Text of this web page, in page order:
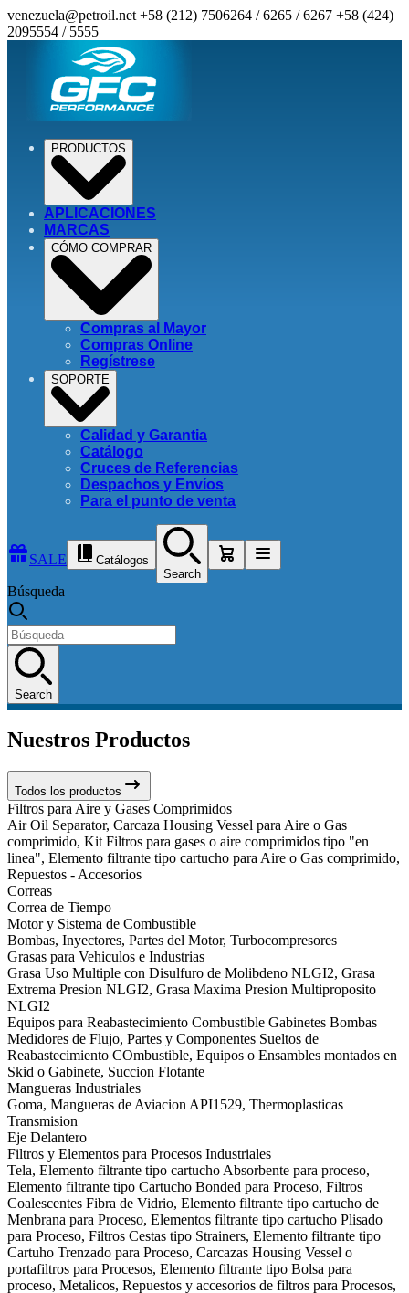
venezuela@petroil.net +58 (212) 7506264 / 6265 / 6267 +58 (424)
2095554 / 5555
PRODUCTOS
APLICACIONES
MARCAS
CÓMO COMPRAR
Compras al Mayor
Compras Online
Regístrese
SOPORTE
Calidad y Garantia
Catálogo
Cruces de Referencias
Despachos y Envíos
Para el punto de venta
SALE
Catálogos
Search
Búsqueda
Search
Nuestros Productos
Todos los productos
Filtros para Aire y Gases Comprimidos
Air Oil Separator, Carcaza Housing Vessel para Aire o Gas
comprimido, Kit Filtros para gases o aire comprimidos tipo "en
linea", Elemento filtrante tipo cartucho para Aire o Gas comprimido,
Repuestos - Accesorios
Correas
Correa de Tiempo
Motor y Sistema de Combustible
Bombas, Inyectores, Partes del Motor, Turbocompresores
Grasas para Vehiculos e Industrias
Grasa Uso Multiple con Disulfuro de Molibdeno NLGI2, Grasa
Extrema Presion NLGI2, Grasa Maxima Presion Multiproposito
NLGI2
Equipos para Reabastecimiento Combustible Gabinetes Bombas
Medidores de Flujo, Partes y Componentes Sueltos de
Reabastecimiento COmbustible, Equipos o Ensambles montados en
Skid o Gabinete, Succion Flotante
Mangueras Industriales
Goma, Mangueras de Aviacion API1529, Thermoplasticas
Transmision
Eje Delantero
Filtros y Elementos para Procesos Industriales
Tela, Elemento filtrante tipo cartucho Absorbente para proceso,
Elemento filtrante tipo Cartucho Bonded para Proceso, Filtros
Coalescentes Fibra de Vidrio, Elemento filtrante tipo cartucho de
Menbrana para Proceso, Elementos filtrante tipo cartucho Plisado
para Proceso, Filtros Cestas tipo Strainers, Elemento filtrante tipo
Cartuho Trenzado para Proceso, Carcazas Housing Vessel o
portafiltros para Procesos, Elemento filtrante tipo Bolsa para
proceso, Metalicos, Repuestos y accesorios de filtros para Procesos,